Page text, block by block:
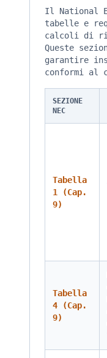
Il National
tabelle e
calcoli di
Queste
garantire
conformi al
SEZIONE
NEC
Tabella
1 (Cap.
9)
Tabella
4 (Cap.
9)